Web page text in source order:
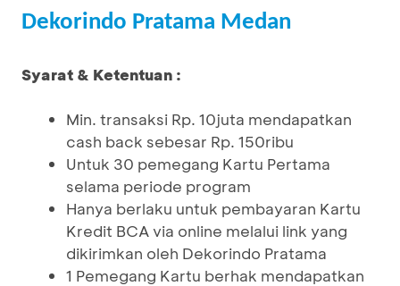
Dekorindo Pratama Medan
Syarat & Ketentuan :
Min. transaksi Rp. 10juta mendapatkan
cash back sebesar Rp. 150ribu
Untuk 30 pemegang Kartu Pertama
selama periode program
Hanya berlaku untuk pembayaran Kartu
Kredit BCA via online melalui link yang
dikirimkan oleh Dekorindo Pratama
1 Pemegang Kartu berhak mendapatkan